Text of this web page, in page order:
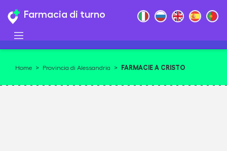
Farmacia di turno
Home > Provincia di Alessandria > FARMACIE A CRISTO